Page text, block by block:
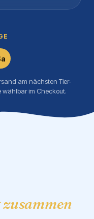
am nächsten Tier-
im Checkout.